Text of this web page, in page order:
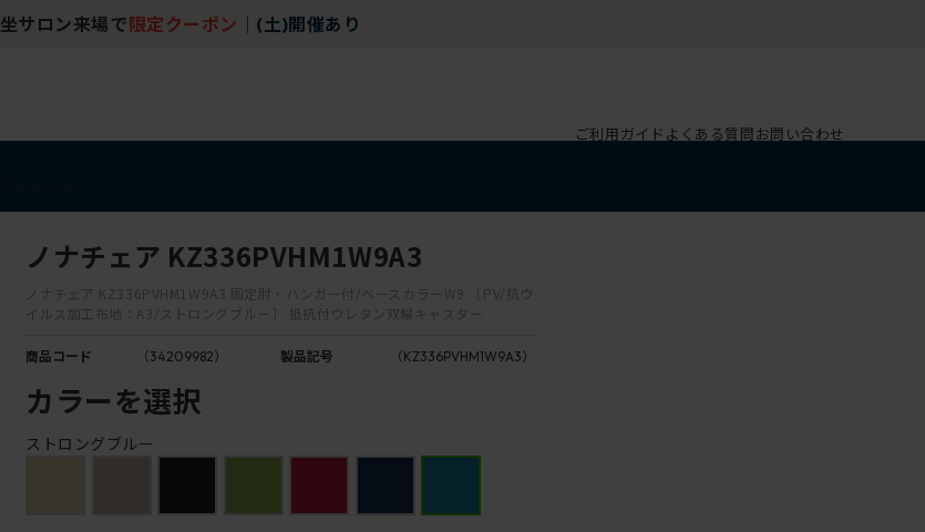
坐サロン来場で 限定クーポン (土)開催あり
ご利用ガイド よくある質問お問い合わせ
ノナチェア KZ336PVHM1W9A3
ノナチェア KZ336PVHM1W9A3 固定肘・ハンガー付/ベースカラーW9 ［PV/抗ウ
イルス加工布地：A3/ストロングブルー］ 抵抗付ウレタン双輪キャスター
商品コード （34209982） 製品記号 （KZ336PVHM1W9A3）
カラーを選択
ストロングブルー